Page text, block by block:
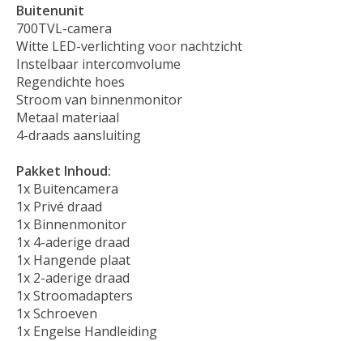
Buitenunit
700TVL-camera
Witte LED-verlichting voor nachtzicht
Instelbaar intercomvolume
Regendichte hoes
Stroom van binnenmonitor
Metaal materiaal
4-draads aansluiting
Pakket Inhoud:
1x Buitencamera
1x Privé draad
1x Binnenmonitor
1x 4-aderige draad
1x Hangende plaat
1x 2-aderige draad
1x Stroomadapters
1x Schroeven
1x Engelse Handleiding